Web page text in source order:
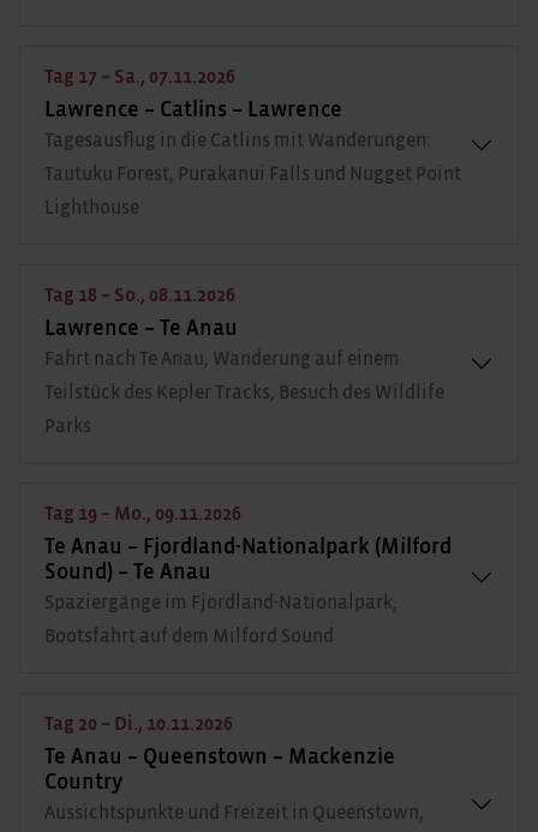
Tag 17 – Sa., 07.11.2026
Lawrence – Catlins – Lawrence
Tagesausflug in die Catlins mit Wanderungen:
Tautuku Forest, Purakanui Falls und Nugget Point
Lighthouse
Tag 18 – So., 08.11.2026
Lawrence – Te Anau
Fahrt nach Te Anau, Wanderung auf einem
Teilstück des Kepler Tracks, Besuch des Wildlife
Parks
Tag 19 – Mo., 09.11.2026
Te Anau – Fjordland-Nationalpark (Milford
Sound) – Te Anau
Spaziergänge im Fjordland-Nationalpark,
Bootsfahrt auf dem Milford Sound
Tag 20 – Di., 10.11.2026
Te Anau – Queenstown – Mackenzie
Country
Aussichtspunkte und Freizeit in Queenstown,